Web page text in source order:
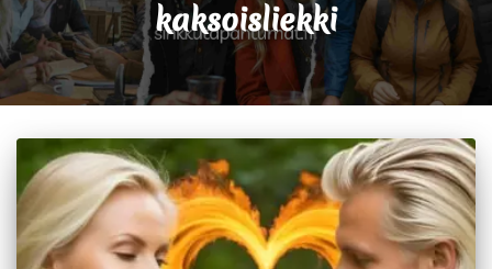
kaksoisliekki